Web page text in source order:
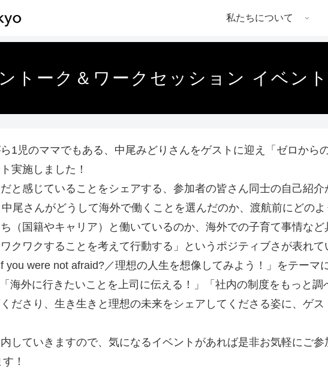
私たちについて
ーク＆ワークセッション イベント
1児のママでもある、中尾みどりさんをゲストに迎え「ゼロから
実施しました！
と感じていることをシェアする、参加者の皆さん同士の自己紹介
尾さんがどうして海外で働くことを選んだのか、渡航前にどの
（国籍やキャリア）と働いているのか、海外での子育て事情な
クワクすることを考えて行動する」というポジティブさが表れて
were not afraid?／理想の人生を想像してみよう！」をテーマ
海外に行きたいことを上司に伝える！」「社内の制度をもっと
ださり、生き生きと理想の未来をシェアしてくださる姿に、ゲ
していきますので、気になるイベントがあれば是非お気軽にご参
！